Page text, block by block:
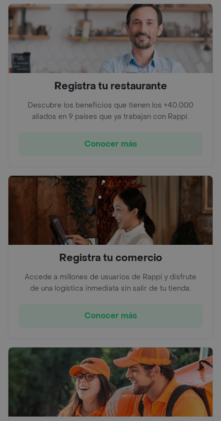
Registra tu restaurante
Descubre los beneficios que tienen los +40.000
aliados en 9 países que ya trabajan con Rappi.
Conocer más
Registra tu comercio
Accede a millones de usuarios de Rappi y disfrute
de una logística inmediata sin salir de tu tienda.
Conocer más